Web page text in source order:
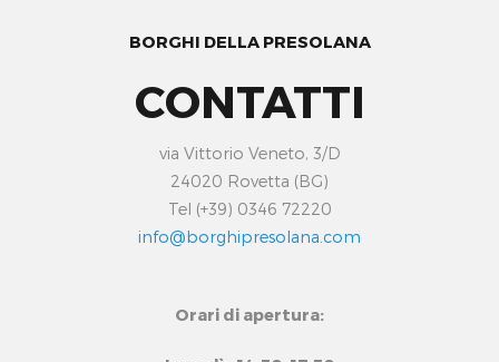
BORGHI DELLA PRESOLANA
CONTATTI
via Vittorio Veneto, 3/D
24020 Rovetta (BG)
Tel (+39) 0346 72220
info@borghipresolana.com
Orari di apertura: